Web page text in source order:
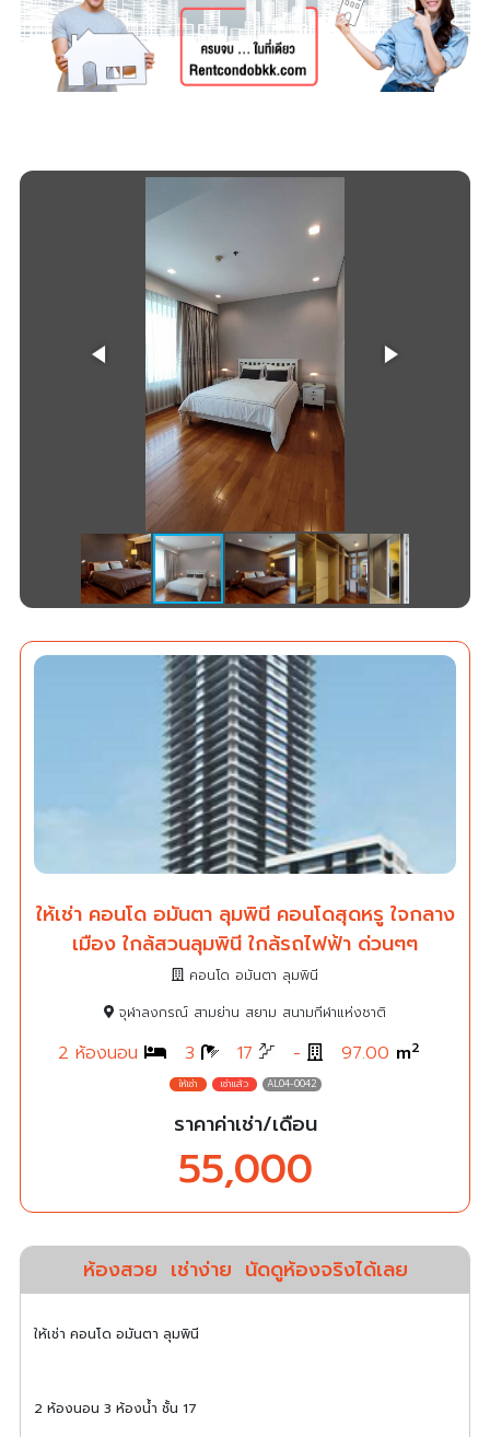
ให้เช่า คอนโด อมันตา ลุมพินี คอนโดสุดหรู ใจกลาง
เมือง ใกล้สวนลุมพินี ใกล้รถไฟฟ้า ด่วนๆๆ
คอนโด อมันตา ลุมพินี
จุฬาลงกรณ์ สามย่าน สยาม สนามกีฬาแห่งชาติ
2 ห้องนอน 3 17 - 97.00 m2
AL04-0042
ราคาค่าเช่า/เดือน
55,000
ห้องสวย เช่าง่าย นัดดูห้องจริงได้เลย
ให้เช่า คอนโด อมันตา ลุมพินี
2 ห้องนอน 3 ห้องน้ำ ชั้น 17